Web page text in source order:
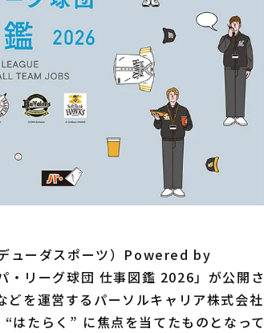
ューダスポーツ）Powered by
リーグ球団 仕事図鑑 2026」が公開さ
を運営するパーソルキャリア株式会社
はたらく” に焦点を当てたものとなって